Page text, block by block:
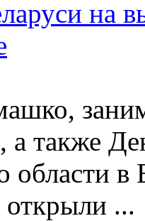
на
а также
области
открыли ...